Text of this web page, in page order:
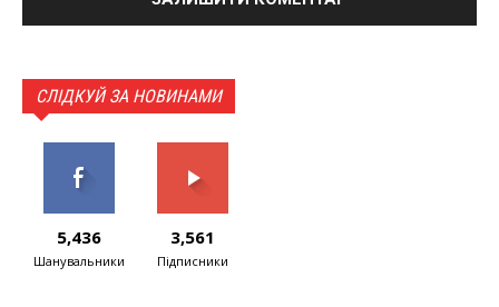
СЛІДКУЙ ЗА НОВИНАМИ
5,436
Шанувальники
3,561
Підписники